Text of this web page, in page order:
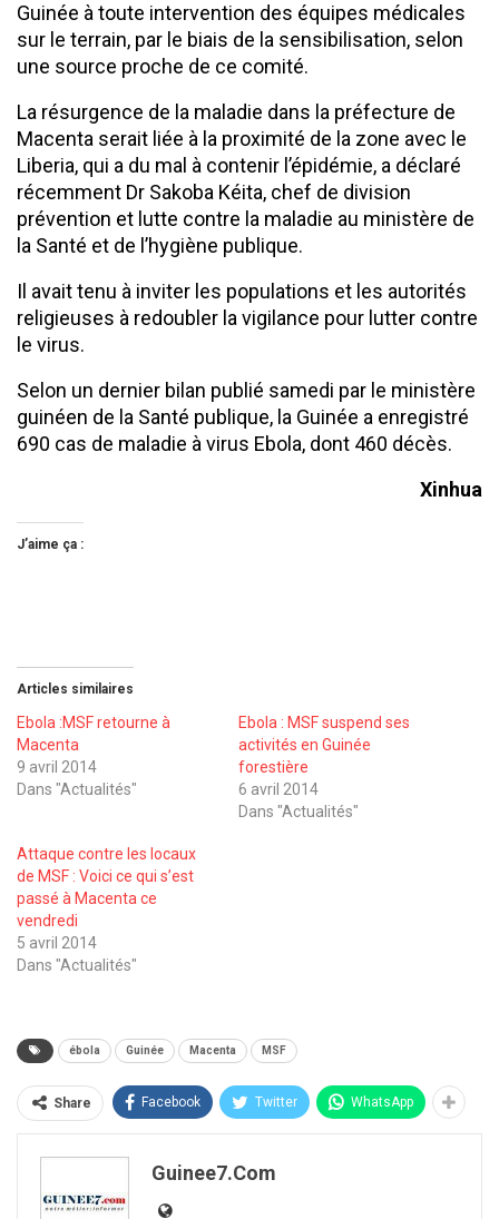
Guinée à toute intervention des équipes médicales
sur le terrain, par le biais de la sensibilisation, selon
une source proche de ce comité.
La résurgence de la maladie dans la préfecture de
Macenta serait liée à la proximité de la zone avec le
Liberia, qui a du mal à contenir l’épidémie, a déclaré
récemment Dr Sakoba Kéita, chef de division
prévention et lutte contre la maladie au ministère de
la Santé et de l’hygiène publique.
Il avait tenu à inviter les populations et les autorités
religieuses à redoubler la vigilance pour lutter contre
le virus.
Selon un dernier bilan publié samedi par le ministère
guinéen de la Santé publique, la Guinée a enregistré
690 cas de maladie à virus Ebola, dont 460 décès.
Xinhua
J’aime ça :
Articles similaires
Ebola :MSF retourne à
Macenta
9 avril 2014
Dans "Actualités"
Ebola : MSF suspend ses
activités en Guinée
forestière
6 avril 2014
Dans "Actualités"
Attaque contre les locaux
de MSF : Voici ce qui s’est
passé à Macenta ce
vendredi
5 avril 2014
Dans "Actualités"
ébola Guinée Macenta MSF
Share Facebook Twitter WhatsApp
Guinee7.com